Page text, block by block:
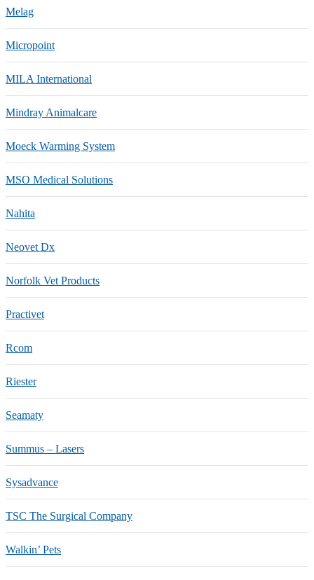
Melag
Micropoint
MILA International
Mindray Animalcare
Moeck Warming System
MSO Medical Solutions
Nahita
Neovet Dx
Norfolk Vet Products
Practivet
Rcom
Riester
Seamaty
Summus – Lasers
Sysadvance
TSC The Surgical Company
Walkin’ Pets